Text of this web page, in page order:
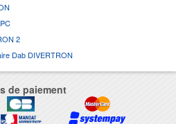
2
Dab DIVERTRON
de paiement